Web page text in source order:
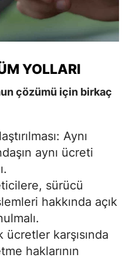
YOLLARI
çözümü için birkaç
Aynı
aynı ücreti
sürücü
hakkında açık
ücretler karşısında
haklarının